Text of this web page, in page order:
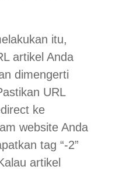
itu,
artikel Anda
dimengerti
URL
ke
website Anda
tag “-2”
artikel